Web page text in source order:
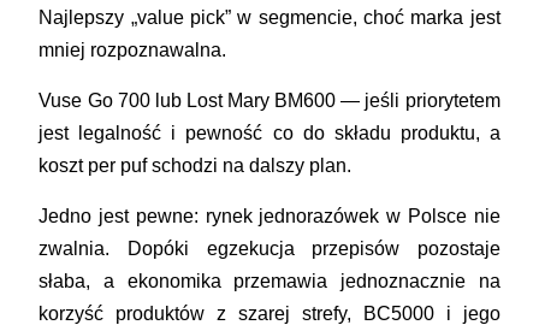
Najlepszy „value pick” w segmencie, choć marka jest
mniej rozpoznawalna.
Vuse Go 700 lub Lost Mary BM600 — jeśli priorytetem
jest legalność i pewność co do składu produktu, a
koszt per puf schodzi na dalszy plan.
Jedno jest pewne: rynek jednorazówek w Polsce nie
zwalnia. Dopóki egzekucja przepisów pozostaje
słaba, a ekonomika przemawia jednoznacznie na
korzyść produktów z szarej strefy, BC5000 i jego